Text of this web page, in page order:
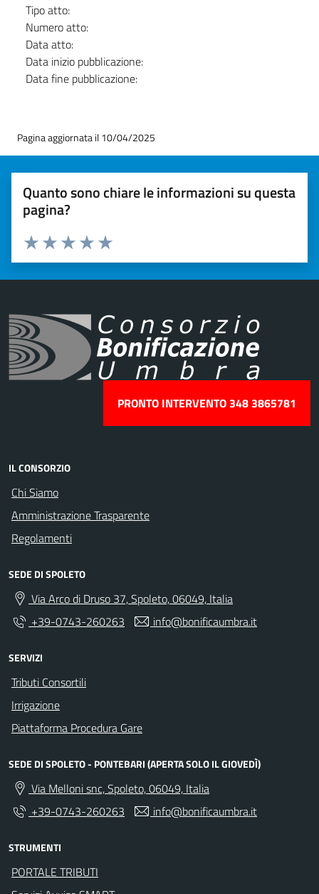
Tipo atto:
Numero atto:
Data atto:
Data inizio pubblicazione:
Data fine pubblicazione:
Pagina aggiornata il 10/04/2025
Quanto sono chiare le informazioni su questa
pagina?
Valuta 5 stelle su 5
Valuta 4 stelle su 5
Valuta 3 stelle su 5
Valuta 2 stelle su 5
Valuta 1 stelle su 5
PRONTO INTERVENTO 348 3865781
IL CONSORZIO
Chi Siamo
Amministrazione Trasparente
Regolamenti
SEDE DI SPOLETO
Via Arco di Druso 37, Spoleto, 06049, Italia
+39-0743-260263
info@bonificaumbra.it
SERVIZI
Tributi Consortili
Irrigazione
Piattaforma Procedura Gare
SEDE DI SPOLETO - PONTEBARI (APERTA SOLO IL GIOVEDÌ)
Via Melloni snc, Spoleto, 06049, Italia
+39-0743-260263
info@bonificaumbra.it
STRUMENTI
PORTALE TRIBUTI